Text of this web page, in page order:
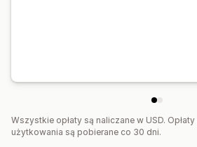
Wszystkie opłaty są naliczane w USD.
użytkowania są pobierane co 30 dni.